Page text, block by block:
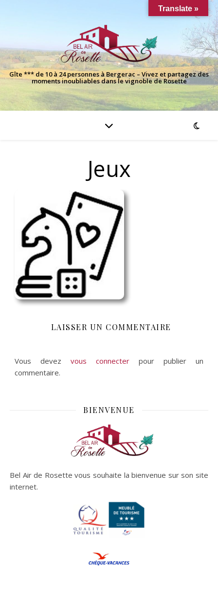
Gîte *** de 10 à 24 personnes à Bergerac – Vivez et partagez des
moments inoubliables dans le vignoble de Rosette
Jeux
LAISSER UN COMMENTAIRE
Vous devez vous connecter pour publier un
commentaire.
BIENVENUE
Bel Air de Rosette vous souhaite la bienvenue sur son site
internet.
Translate »